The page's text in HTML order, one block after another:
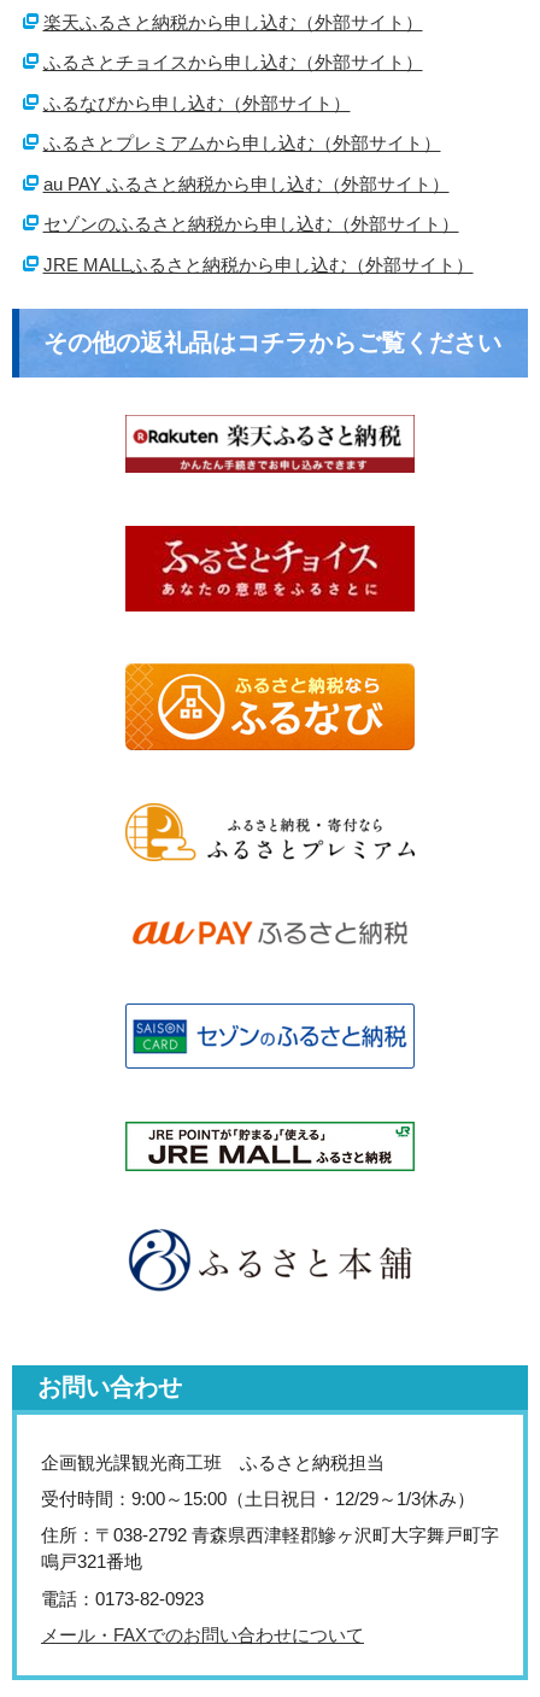
楽天ふるさと納税から申し込む（外部サイト）
ふるさとチョイスから申し込む（外部サイト）
ふるなびから申し込む（外部サイト）
ふるさとプレミアムから申し込む（外部サイト）
au PAY ふるさと納税から申し込む（外部サイト）
セゾンのふるさと納税から申し込む（外部サイト）
JRE MALLふるさと納税から申し込む（外部サイト）
その他の返礼品はコチラからご覧ください
お問い合わせ
企画観光課観光商工班 ふるさと納税担当
受付時間：9:00～15:00（土日祝日・12/29～1/3休み）
住所：〒038-2792 青森県西津軽郡鰺ヶ沢町大字舞戸町字
鳴戸321番地
電話：0173-82-0923
メール・FAXでのお問い合わせについて